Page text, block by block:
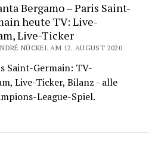
Bergamo – Paris Saint-
heute TV: Live-
Live-Ticker
NÜCKEL AM 12. AUGUST 2020
Saint-Germain: TV-
Live-Ticker, Bilanz - alle
League-Spiel.